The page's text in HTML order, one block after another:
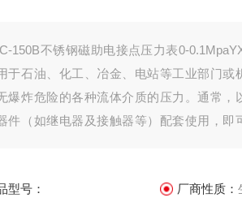
150B不锈钢磁助电接点压力表0-
于石油、化工、冶金、电站等工业部门或
爆炸危险的各种流体介质的压力。通常，
件（如继电器及接触器等）配套使用，即
型号： 厂商性质：